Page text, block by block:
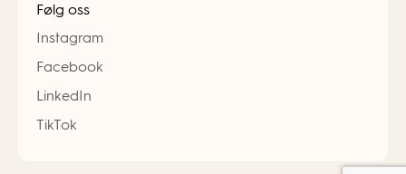
Følg oss
Instagram
Facebook
LinkedIn
TikTok